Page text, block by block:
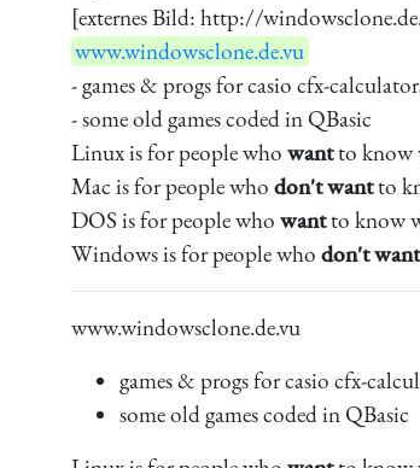
[externes Bild: http://
www.windowsclone.de.vu
- games & progs for casio cfx-
- some old games coded in QBasic
Linux is for people who wantto know
Mac is for people who don't wantto
DOS is for people who wantto know
Windows is for people who don't want
www.windowsclone.de.vu
games & progs for casio cfx-
some old games coded in QBasic